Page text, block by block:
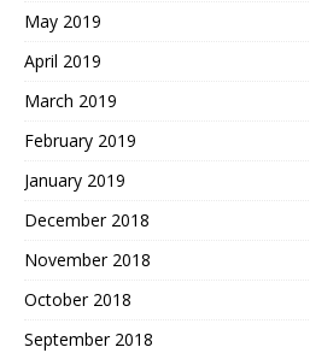
May 2019
April 2019
March 2019
February 2019
January 2019
December 2018
November 2018
October 2018
September 2018